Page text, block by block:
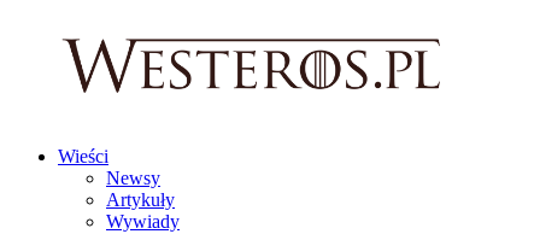
Wieści
Newsy
Artykuły
Wywiady